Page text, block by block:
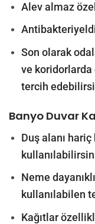
Alev almaz
Son olarak
ve koridorlarda
tercih
Banyo Duvar
Duş alanı
Neme
kullanılabilen
Kağıtlar